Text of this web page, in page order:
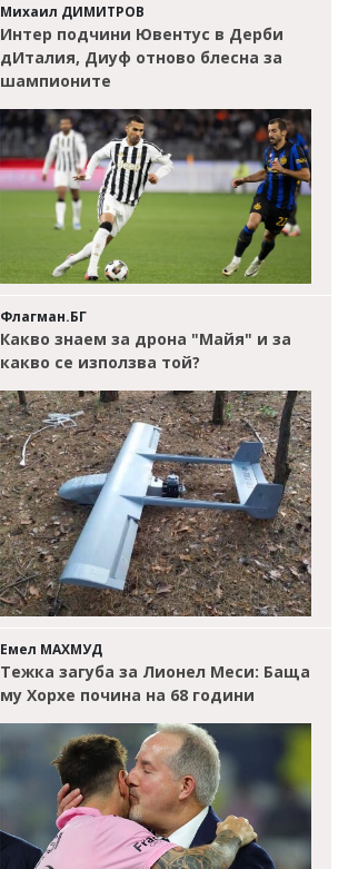
Михаил ДИМИТРОВ
Интер подчини Ювентус в Дерби
дИталия, Диуф отново блесна за
шампионите
Флагман.БГ
Какво знаем за дрона "Майя" и за
какво се използва той?
Емел МАХМУД
Тежка загуба за Лионел Меси: Баща
му Хорхе почина на 68 години